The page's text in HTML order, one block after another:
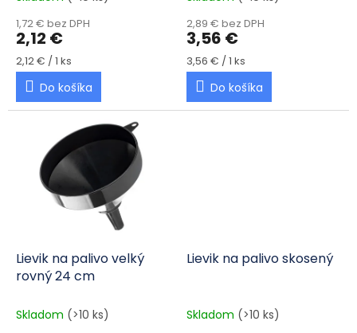
1,72 € bez DPH
2,12 €
Jednotková cena:
2,12 € / 1 ks
Do košíka
2,89 € bez DPH
3,56 €
Jednotková cena:
3,56 € / 1 ks
Do košíka
Lievik na palivo velký
rovný 24 cm
Skladom (>10 ks)
Lievik na palivo skosený
Skladom (>10 ks)